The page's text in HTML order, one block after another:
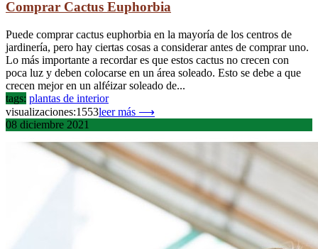
Comprar Cactus Euphorbia
Puede comprar cactus euphorbia en la mayoría de los centros de
jardinería, pero hay ciertas cosas a considerar antes de comprar uno.
Lo más importante a recordar es que estos cactus no crecen con
poca luz y deben colocarse en un área soleado. Esto se debe a que
crecen mejor en un alféizar soleado de...
tags: plantas de interior
visualizaciones:1553leer más ⟶
08 diciembre 2021